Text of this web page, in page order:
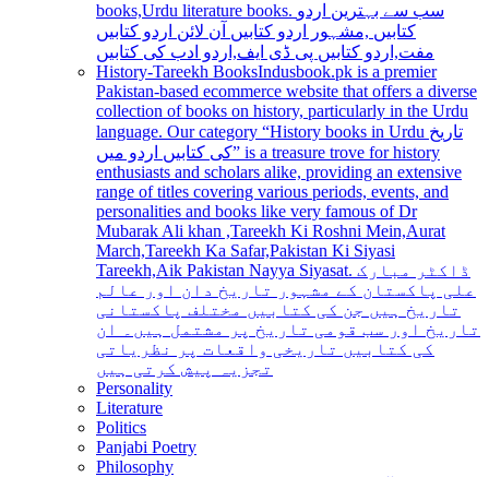
books,Urdu literature books. سب سے بہترین اردو
کتابیں ,مشہور اردو کتابیں آن لائن اردو کتابیں
مفت,اردو کتابیں پی ڈی ایف,اردو ادب کی کتابیں
History-Tareekh BooksIndusbook.pk is a premier
Pakistan-based ecommerce website that offers a diverse
collection of books on history, particularly in the Urdu
language. Our category “History books in Urdu تاریخ
کی کتابیں اردو میں” is a treasure trove for history
enthusiasts and scholars alike, providing an extensive
range of titles covering various periods, events, and
personalities and books like very famous of Dr
Mubarak Ali khan ,Tareekh Ki Roshni Mein,Aurat
March,Tareekh Ka Safar,Pakistan Ki Siyasi
Tareekh,Aik Pakistan Nayya Siyasat. ڈاکٹر مبارک
علی پاکستان کے مشہور تاریخ دان اور عالم
تاریخ ہیں جن کی کتابیں مختلف پاکستانی
تاریخ اور سب قومی تاریخ پر مشتمل ہیں۔ ان
کی کتابیں تاریخی واقعات پر نظریاتی
تجزیہ پیش کرتی ہیں
Personality
Literature
Politics
Panjabi Poetry
Philosophy